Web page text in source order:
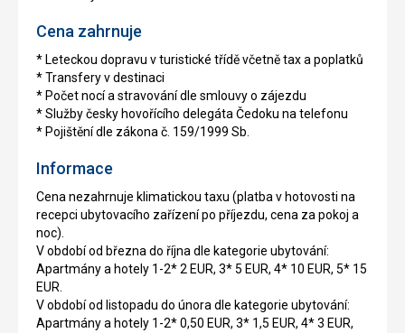
Cena zahrnuje
* Leteckou dopravu v turistické třídě včetně tax a poplatků
* Transfery v destinaci
* Počet nocí a stravování dle smlouvy o zájezdu
* Služby česky hovořícího delegáta Čedoku na telefonu
* Pojištění dle zákona č. 159/1999 Sb.
Informace
Cena nezahrnuje klimatickou taxu (platba v hotovosti na
recepci ubytovacího zařízení po příjezdu, cena za pokoj a
noc).
V období od března do října dle kategorie ubytování:
Apartmány a hotely 1-2* 2 EUR, 3* 5 EUR, 4* 10 EUR, 5* 15
EUR.
V období od listopadu do února dle kategorie ubytování:
Apartmány a hotely 1-2* 0,50 EUR, 3* 1,5 EUR, 4* 3 EUR,